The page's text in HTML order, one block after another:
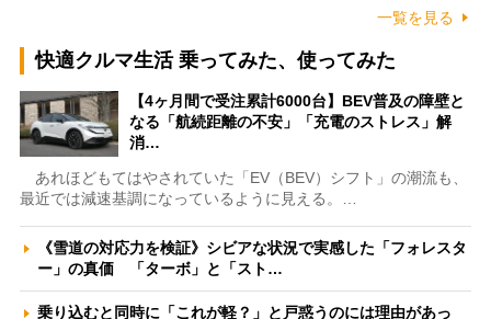
一覧を見る
快適クルマ生活 乗ってみた、使ってみた
【4ヶ月間で受注累計6000台】BEV普及の障壁と
なる「航続距離の不安」「充電のストレス」解
消…
あれほどもてはやされていた「EV（BEV）シフト」の潮流も、
最近では減速基調になっているように見える。…
《雪道の対応力を検証》シビアな状況で実感した「フォレスタ
ー」の真価 「ターボ」と「スト…
乗り込むと同時に「これが軽？」と戸惑うのには理由があっ